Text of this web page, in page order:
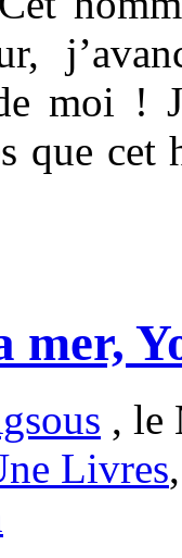
moi !
que cet
mer,
, le
Livres